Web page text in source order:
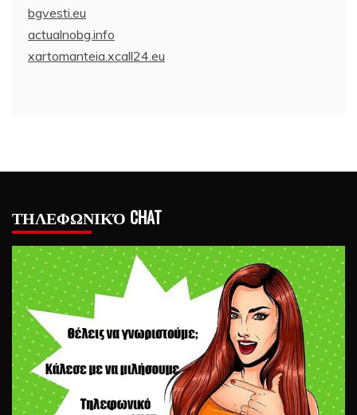
bgvesti.eu
actualnobg.info
xartomanteia.xcall24.eu
ΤΗΛΕΦΩΝΙΚΌ CHAT